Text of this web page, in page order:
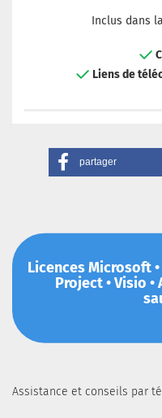
Inclus dans
Liens de
partager
Licences Microsoft •
Project • Visio
Assistance et conseils par